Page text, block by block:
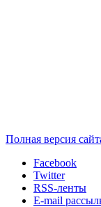
Полная версия
Facebook
Twitter
RSS-ленты
E-mail